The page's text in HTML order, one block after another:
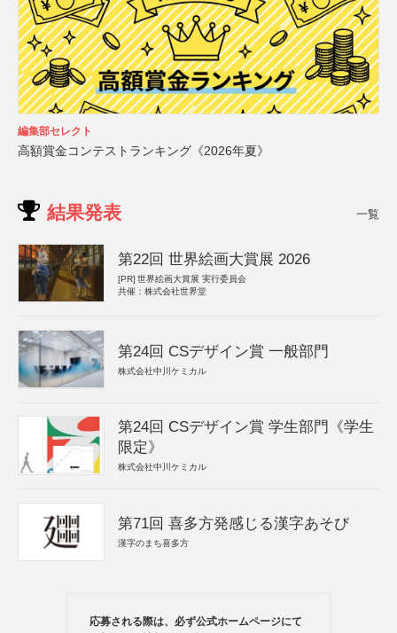
編集部セレクト
高額賞金コンテストランキング《2026年夏》
結果発表 一覧
第22回 世界絵画大賞展 2026
[PR] 世界絵画大賞展 実行委員会
共催：株式会社世界堂
第24回 CSデザイン賞 一般部門
株式会社中川ケミカル
第24回 CSデザイン賞 学生部門《学生
限定》
株式会社中川ケミカル
第71回 喜多方発感じる漢字あそび
漢字のまち喜多方
応募される際は、必ず公式ホームページにて